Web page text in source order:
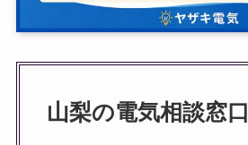
山梨の電気相談窓口